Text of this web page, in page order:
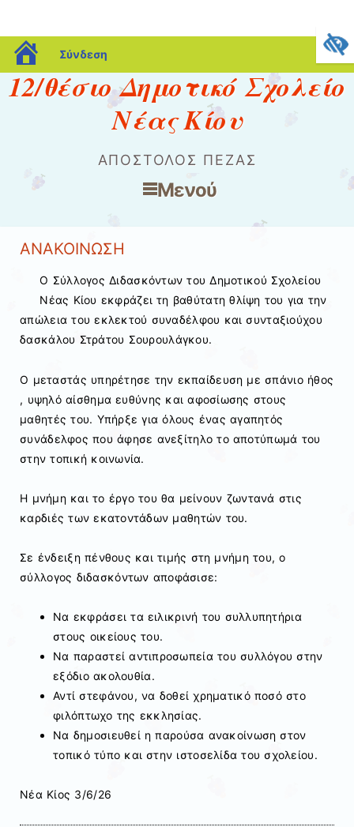
blogs.sch.gr
Σύνδεση
12/θέσιο Δημοτικό Σχολείο
Νέας Κίου
ΑΠΟΣΤΟΛΟΣ ΠΕΖΑΣ
Μενού
ΑΝΑΚΟΙΝΩΣΗ
Ο Σύλλογος Διδασκόντων του Δημοτικού Σχολείου
Νέας Κίου εκφράζει τη βαθύτατη θλίψη του για την
απώλεια του εκλεκτού συναδέλφου και συνταξιούχου
δασκάλου Στράτου Σουρουλάγκου.
Ο μεταστάς υπηρέτησε την εκπαίδευση με σπάνιο ήθος
, υψηλό αίσθημα ευθύνης και αφοσίωσης στους
μαθητές του. Υπήρξε για όλους ένας αγαπητός
συνάδελφος που άφησε ανεξίτηλο το αποτύπωμά του
στην τοπική κοινωνία.
Η μνήμη και το έργο του θα μείνουν ζωντανά στις
καρδιές των εκατοντάδων μαθητών του.
Σε ένδειξη πένθους και τιμής στη μνήμη του, ο
σύλλογος διδασκόντων αποφάσισε:
Να εκφράσει τα ειλικρινή του συλλυπητήρια
στους οικείους του.
Να παραστεί αντιπροσωπεία του συλλόγου στην
εξόδιο ακολουθία.
Αντί στεφάνου, να δοθεί χρηματικό ποσό στο
φιλόπτωχο της εκκλησίας.
Να δημοσιευθεί η παρούσα ανακοίνωση στον
τοπικό τύπο και στην ιστοσελίδα του σχολείου.
Νέα Κίος 3/6/26